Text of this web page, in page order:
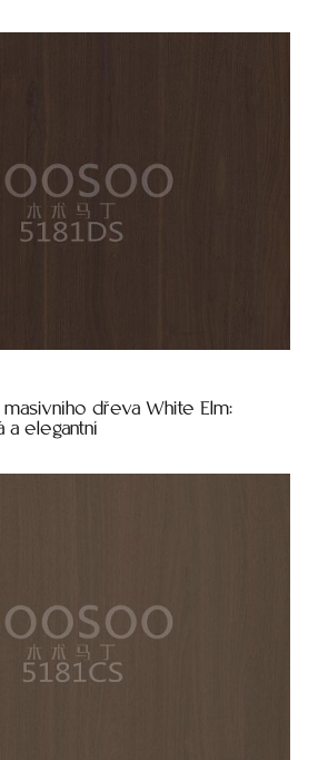
dřeva White Elm:
a elegantní